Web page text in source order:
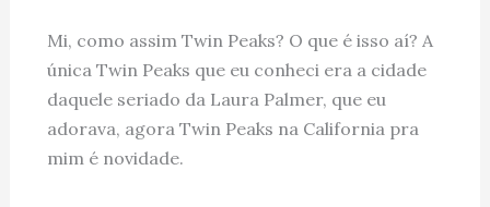
Mi, como assim Twin Peaks? O que é isso aí? A
única Twin Peaks que eu conheci era a cidade
daquele seriado da Laura Palmer, que eu
adorava, agora Twin Peaks na California pra
mim é novidade.